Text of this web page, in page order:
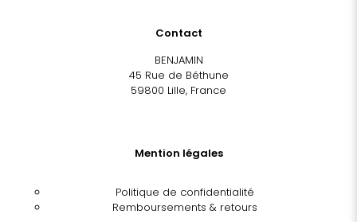
Contact
BENJAMIN
45 Rue de Béthune
59800 Lille, France
Mention légales
Politique de confidentialité
Remboursements & retours